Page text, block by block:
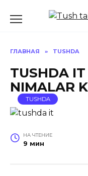
ГЛАВНАЯ » TUSHDA
TUSHDA IT
NIMALAR
TUSHDA
НА ЧТЕНИЕ
9 мин